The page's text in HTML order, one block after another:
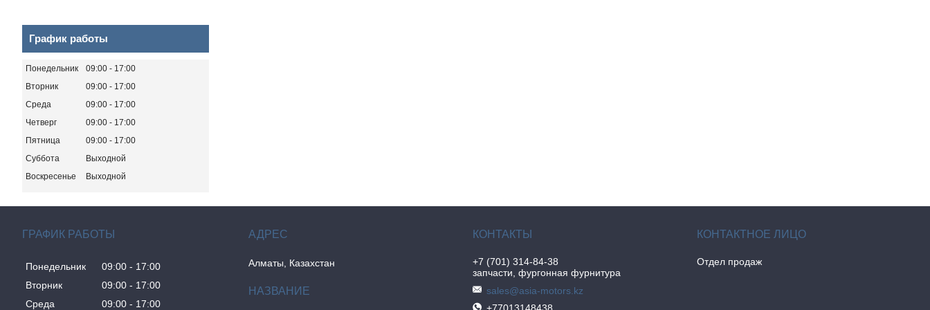
График работы
Понедельник 09:00
17:00
Вторник
09:00
17:00
Среда
09:00
17:00
Четверг
09:00
17:00
Пятница
09:00
17:00
Суббота
Выходной
Воскресенье
Выходной
ГРАФИК РАБОТЫ
Понедельник 09:00
17:00
Вторник
09:00
17:00
Среда
09:00 17:00
Алматы, Казахстан
+7 (701) 314-84-38
запчасти, фургонная фурнитура
sales@asia-motors.kz
Отдел продаж